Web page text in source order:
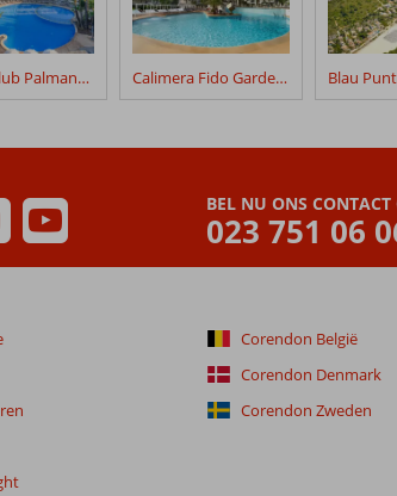
Fergus Club Palmanova Park Calimera Fido Gardens
BEL NU ONS CONTACT
023 751 06
Corendon België
Corendon Denmark
Corendon Zweden